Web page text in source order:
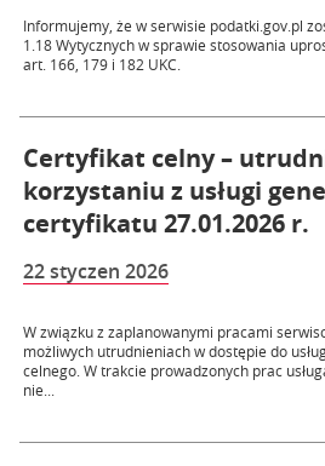
Informujemy, że w serwisie podatki.gov.pl
1.18 Wytycznych w sprawie stosowania
art. 166, 179 i 182 UKC.
Certyfikat celny –
korzystaniu z usługi
certyfikatu 27.01.2026 r.
22 styczen 2026
W związku z zaplanowanymi pracami
możliwych utrudnieniach w dostępie do
celnego. W trakcie prowadzonych prac
nie...